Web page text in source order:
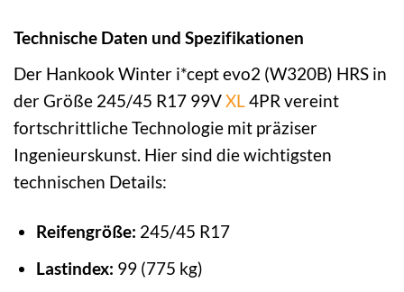
Technische Daten und Spezifikationen
Der Hankook Winter i*cept evo2 (W320B) HRS in
der Größe 245/45 R17 99VXL 4PR vereint
fortschrittliche Technologie mit präziser
Ingenieurskunst. Hier sind die wichtigsten
technischen Details:
Reifengröße: 245/45 R17
Lastindex: 99 (775 kg)